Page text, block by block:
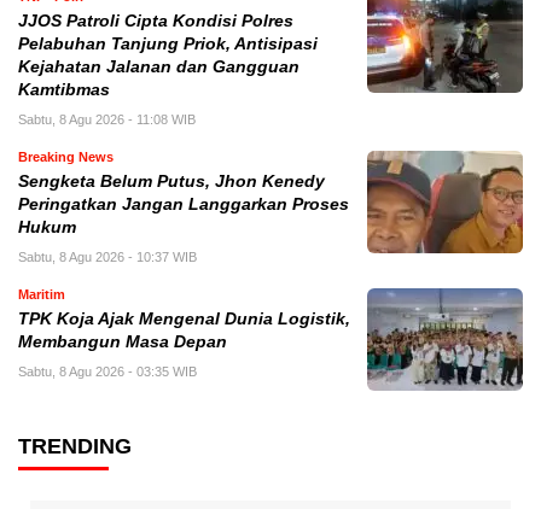
JJOS Patroli Cipta Kondisi Polres
Pelabuhan Tanjung Priok, Antisipasi
Kejahatan Jalanan dan Gangguan
Kamtibmas
Sabtu, 8 Agu 2026 - 11:08 WIB
Breaking News
Sengketa Belum Putus, Jhon Kenedy
Peringatkan Jangan Langgarkan Proses
Hukum
Sabtu, 8 Agu 2026 - 10:37 WIB
Maritim
TPK Koja Ajak Mengenal Dunia Logistik,
Membangun Masa Depan
Sabtu, 8 Agu 2026 - 03:35 WIB
TRENDING